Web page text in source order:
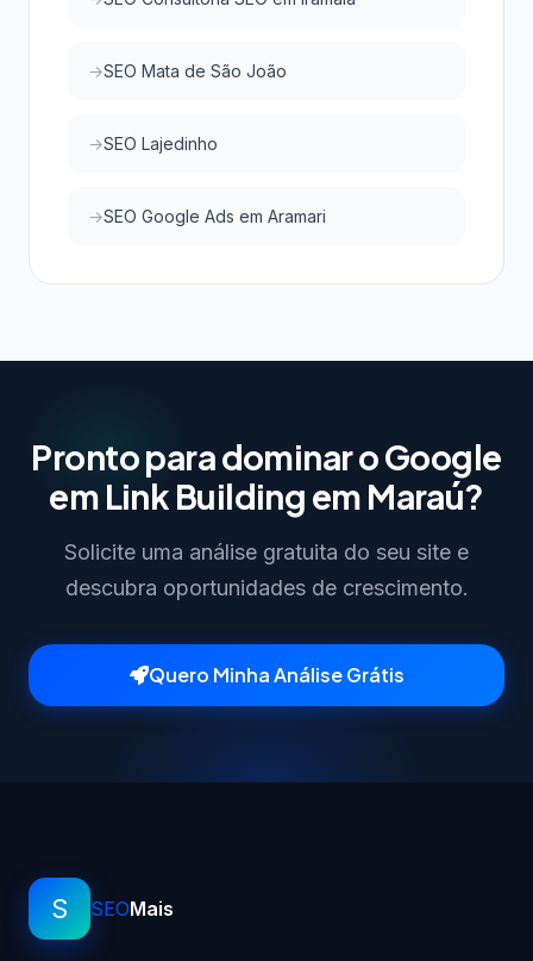
SEO Mata de São João
SEO Lajedinho
SEO Google Ads em Aramari
Pronto para dominar o Google
em Link Building em Maraú?
Solicite uma análise gratuita do seu site e
descubra oportunidades de crescimento.
Quero Minha Análise Grátis
S SEOMais